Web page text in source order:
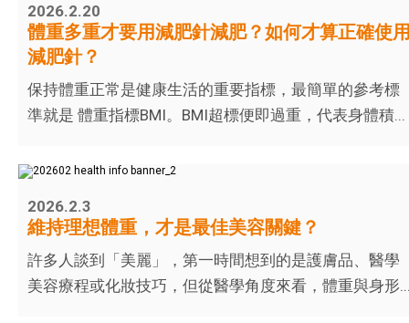
2026.2.20
體重多重才要用減肥針減肥？如何才算正確使
減肥針？
保持體重正常是健康生活的重要指標，最簡單的參考標
準就是 體重指標BMI。BMI超標便即過重，代表身體積...
2026.2.3
維持理想體重，才是最佳美容關鍵？
許多人談到「美麗」，第一時間想到的是護膚品、醫學
美容療程或化妝技巧，但從醫學角度來看，體重與身形